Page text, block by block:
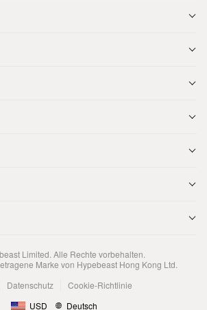
Limited. Alle Rechte vorbehalten.
Marke von Hypebeast Hong Kong Ltd.
Datenschutz
Cookie-Richtlinie
USD
Deutsch